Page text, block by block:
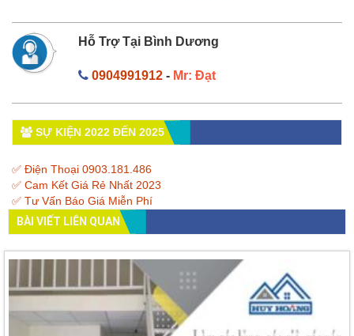
Hỗ Trợ Tại Bình Dương
0904991912- Mr: Đạt
SỰ KIỆN 2022 ĐẾN 2025
✅ Điện Thoại 0903.181.486
✅ Cam Kết Giá Rẻ Nhất 2023
✅ Tư Vấn Báo Giá Miễn Phí
BÀI VIẾT LIÊN QUAN